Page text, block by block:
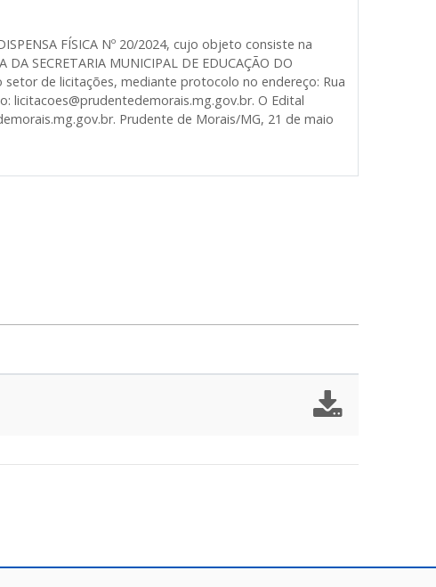
FÍSICA Nº 20/2024, cujo objeto consiste na
SECRETARIA MUNICIPAL DE EDUCAÇÃO DO
setor de licitações, mediante protocolo no endereço: Rua
licitacoes@prudentedemorais.mg.gov.br. O Edital
Prudente de Morais/MG, 21 de maio